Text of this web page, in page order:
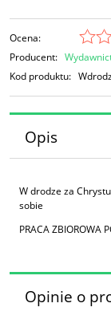
Ocena:
Producent:
Kod produktu:
Opis
W drodze za
sobie
PRACA ZBIOROWA
Opinie o